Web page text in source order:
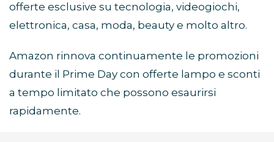
offerte esclusive su tecnologia, videogiochi,
elettronica, casa, moda, beauty e molto altro.
Amazon rinnova continuamente le promozioni
durante il Prime Day con offerte lampo e sconti
a tempo limitato che possono esaurirsi
rapidamente.